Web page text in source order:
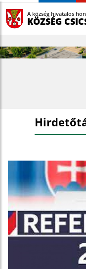
A község hivatalos
KÖZSÉG